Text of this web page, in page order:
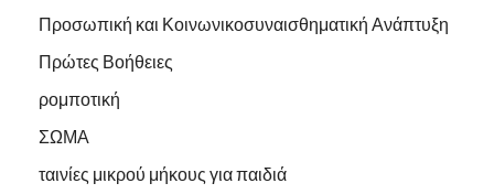
Προσωπική και Κοινωνικοσυναισθηματική Ανάπτυξη
Πρώτες Βοήθειες
ρομποτική
ΣΩΜΑ
ταινίες μικρού μήκους για παιδιά